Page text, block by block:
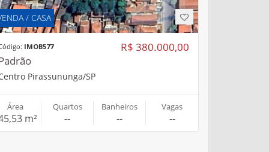
/ CASA
R$ 380.000,00
IMOB577
Pirassununga/SP
Área
m²
Quartos
--
Banheiros
--
Vagas
--